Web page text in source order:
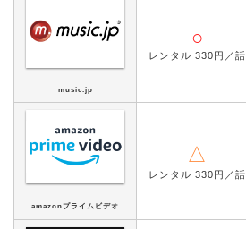
music.jp
○
レンタル 330円／話
amazonプライムビデオ
△
レンタル 330円／話